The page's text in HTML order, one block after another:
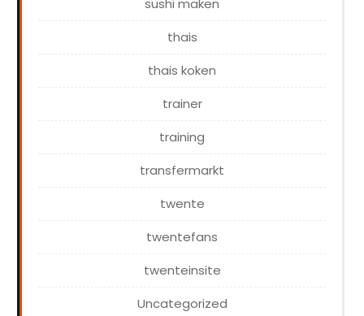
sushi maken
thais
thais koken
trainer
training
transfermarkt
twente
twentefans
twenteinsite
Uncategorized